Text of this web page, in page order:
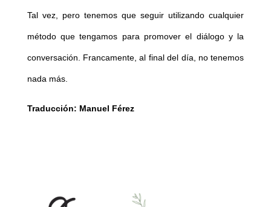
Tal vez, pero tenemos que seguir utilizando cualquier
método que tengamos para promover el diálogo y la
conversación. Francamente, al final del día, no tenemos
nada más.
Traducción: Manuel Férez